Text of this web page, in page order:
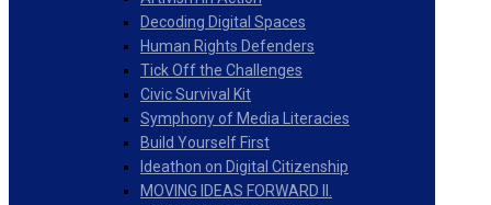
Decoding Digital Spaces
Human Rights Defenders
Tick Off the Challenges
Civic Survival Kit
Symphony of Media Literacies
Build Yourself First
Ideathon on Digital Citizenship
MOVING IDEAS FORWARD II.